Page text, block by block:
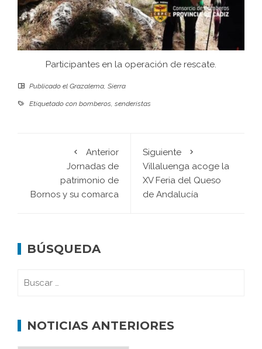
Participantes en la operación de rescate.
Publicado el Grazalema Sierra
Etiquetado con bomberos senderistas
Anterior
Jornadas de
patrimonio de
Bornos y su comarca
Siguiente
Villaluenga acoge la
XV Feria del Queso
de Andalucía
BÚSQUEDA
NOTICIAS ANTERIORES